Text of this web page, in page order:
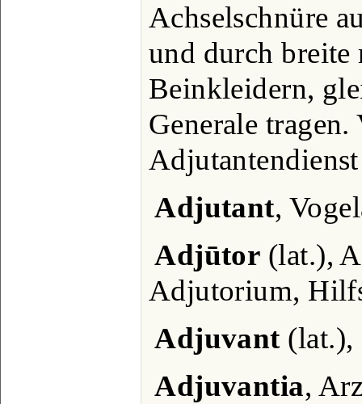
Achselschnüre
und durch breite
Beinkleidern,
Generale
Adjutant,
Adjūtor (lat.),
Adjutorium,
Adjuvant(lat.),
Adjuvantia,